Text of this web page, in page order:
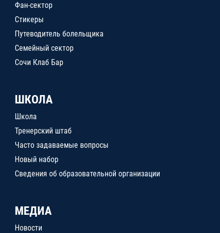
Фан-сектор
Стикеры
Путеводитель болельщика
Семейный сектор
Сочи Клаб Бар
ШКОЛА
Школа
Тренерский штаб
Часто задаваемые вопросы
Новый набор
Сведения об образовательной организации
МЕДИА
Новости